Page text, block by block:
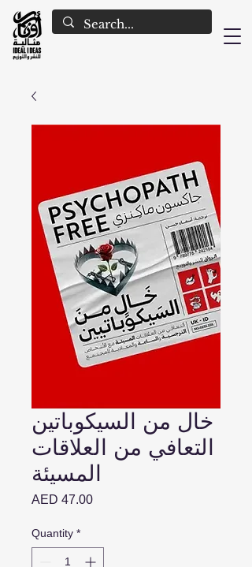
خال من السيكوباتين
التعافي من العلاقات
المسيئة
AED 47.00Price
Quantity *